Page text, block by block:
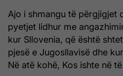
Ajo i shmangu të përgjigjet
pyetjet lidhur me
kur Sllovenia, që është
pjesë e Jugosllavisë dhe
Në atë kohë, Kos ishte në